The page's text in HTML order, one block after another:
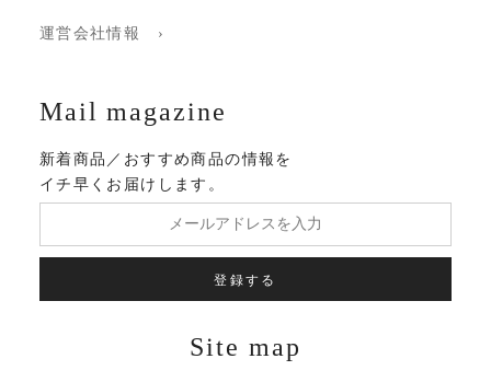
運営会社情報 ›
Mail magazine
新着商品／おすすめ商品の情報を
イチ早くお届けします。
登録する
Site map